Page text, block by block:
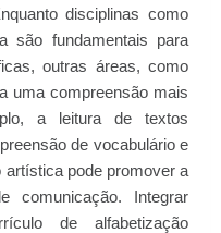
disciplinas como
são fundamentais para
outras áreas, como
uma compreensão mais
a leitura de textos
de vocabulário e
pode promover a
comunicação. Integrar
de alfabetização